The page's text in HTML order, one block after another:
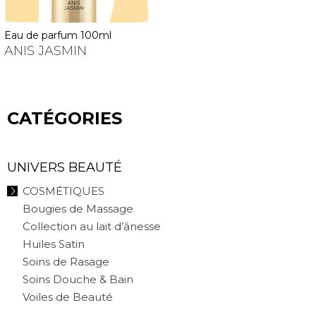
eau de parfum 100ml
ANIS JASMIN
CATÉGORIES
UNIVERS BEAUTÉ
COSMÉTIQUES
Bougies de Massage
Collection au lait d’ânesse
Huiles Satin
Soins de Rasage
Soins Douche & Bain
Voiles de Beauté